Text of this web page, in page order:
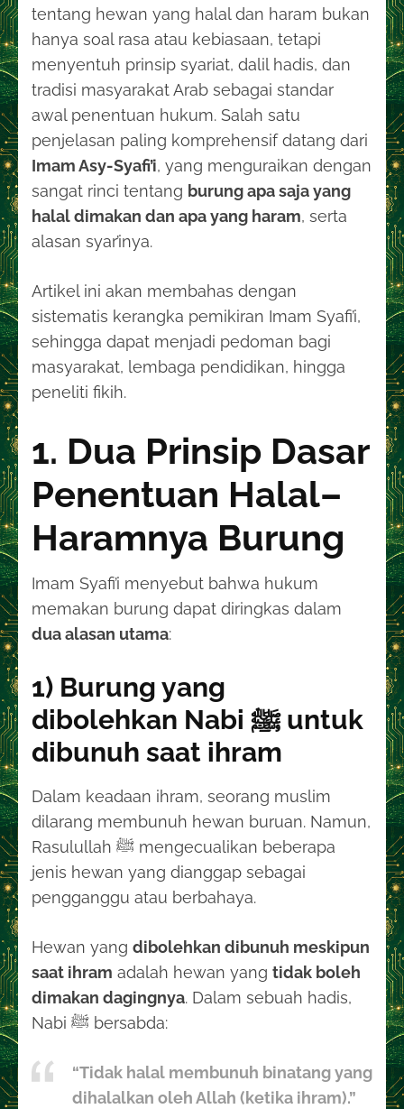
tentang hewan yang halal dan haram bukan
hanya soal rasa atau kebiasaan, tetapi
menyentuh prinsip syariat, dalil hadis, dan
tradisi masyarakat Arab sebagai standar
awal penentuan hukum. Salah satu
penjelasan paling komprehensif datang dari
Imam Asy-Syafi’i, yang menguraikan dengan
sangat rinci tentang burung apa saja yang
halal dimakan dan apa yang haram, serta
alasan syar’inya.
Artikel ini akan membahas dengan
sistematis kerangka pemikiran Imam Syafi’i,
sehingga dapat menjadi pedoman bagi
masyarakat, lembaga pendidikan, hingga
peneliti fikih.
1. Dua Prinsip Dasar
Penentuan Halal–
Haramnya Burung
Imam Syafi’i menyebut bahwa hukum
memakan burung dapat diringkas dalam
dua alasan utama:
1) Burung yang
dibolehkan Nabi ﷺ untuk
dibunuh saat ihram
Dalam keadaan ihram, seorang muslim
dilarang membunuh hewan buruan. Namun,
Rasulullah ﷺ mengecualikan beberapa
jenis hewan yang dianggap sebagai
pengganggu atau berbahaya.
Hewan yang dibolehkan dibunuh meskipun
saat ihram adalah hewan yang tidak boleh
dimakan dagingnya. Dalam sebuah hadis,
Nabi ﷺ bersabda:
“Tidak halal membunuh binatang yang
dihalalkan oleh Allah (ketika ihram).”